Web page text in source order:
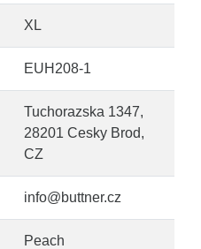
XL
EUH208-1
Tuchorazska 1347,
28201 Cesky Brod,
CZ
info@buttner.cz
Peach